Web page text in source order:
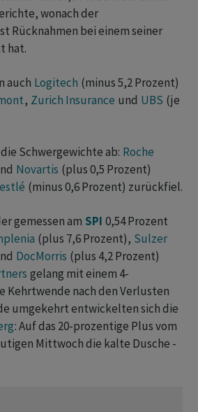
wonach der
Rücknahmen bei einem seiner
hat.
auch Logitech (minus 5,2 Prozent)
, Zurich Insurance und UBS (je
Schwergewichte ab: Roche
Novartis (plus 0,5 Prozent)
(minus 0,6 Prozent) zurückfiel.
gemessen am SPI 0,54 Prozent
(plus 7,6 Prozent), Sulzer
DocMorris (plus 4,2 Prozent)
gelang mit einem 4-
Kehrtwende nach den Verlusten
umgekehrt entwickelten sich die
: Auf das 20-prozentige Plus vom
Mittwoch die kalte Dusche -